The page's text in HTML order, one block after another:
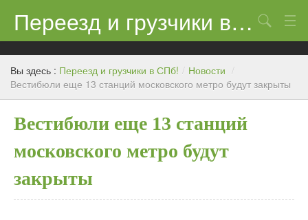
Переезд и грузчики в СПб!
Контакты
Цены
Поиск
Вы здесь : Переезд и грузчики в СПб! / Новости /
Вестибюли еще 13 станций московского метро будут закрыты
Вестибюли еще 13 станций
московского метро будут
закрыты